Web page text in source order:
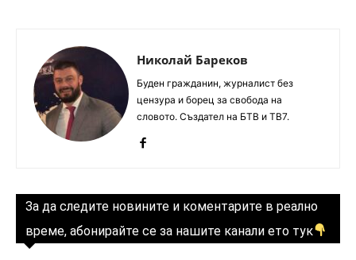
Николай Бареков
Буден гражданин, журналист без
цензура и борец за свобода на
словото. Създател на БТВ и ТВ7.
За да следите новините и коментарите в реално
време, абонирайте се за нашите канали ето тук